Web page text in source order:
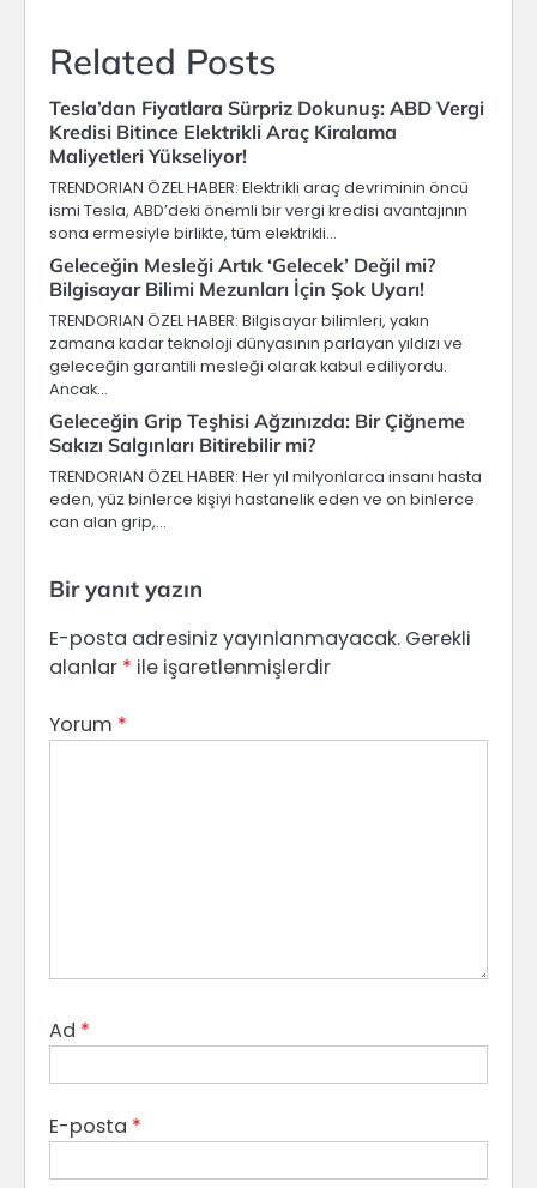
Related Posts
Tesla’dan Fiyatlara Sürpriz Dokunuş: ABD Vergi
Kredisi Bitince Elektrikli Araç Kiralama
Maliyetleri Yükseliyor!
TRENDORIAN ÖZEL HABER: Elektrikli araç devriminin öncü
ismi Tesla, ABD’deki önemli bir vergi kredisi avantajının
sona ermesiyle birlikte, tüm elektrikli…
Geleceğin Mesleği Artık ‘Gelecek’ Değil mi?
Bilgisayar Bilimi Mezunları İçin Şok Uyarı!
TRENDORIAN ÖZEL HABER: Bilgisayar bilimleri, yakın
zamana kadar teknoloji dünyasının parlayan yıldızı ve
geleceğin garantili mesleği olarak kabul ediliyordu.
Ancak…
Geleceğin Grip Teşhisi Ağzınızda: Bir Çiğneme
Sakızı Salgınları Bitirebilir mi?
TRENDORIAN ÖZEL HABER: Her yıl milyonlarca insanı hasta
eden, yüz binlerce kişiyi hastanelik eden ve on binlerce
can alan grip,…
Bir yanıt yazın
E-posta adresiniz yayınlanmayacak. Gerekli
alanlar * ile işaretlenmişlerdir
Yorum *
Ad *
E-posta *